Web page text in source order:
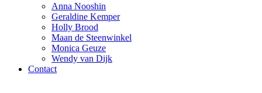
Anna Nooshin
Geraldine Kemper
Holly Brood
Maan de Steenwinkel
Monica Geuze
Wendy van Dijk
Contact